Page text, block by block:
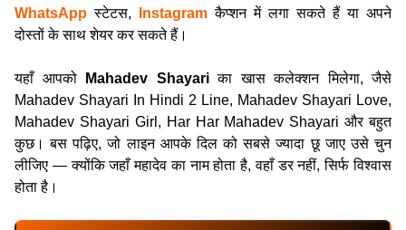
WhatsApp स्टेटस, Instagram कैप्शन में लगा सकते हैं या अपने
दोस्तों के साथ शेयर कर सकते हैं।
यहाँ आपको Mahadev Shayariका खास कलेक्शन मिलेगा, जैसे
Mahadev Shayari In Hindi 2 Line, Mahadev Shayari Love,
Mahadev Shayari Girl, Har Har Mahadev Shayari और बहुत
कुछ। बस पढ़िए, जो लाइन आपके दिल को सबसे ज्यादा छू जाए उसे चुन
लीजिए — क्योंकि जहाँ महादेव का नाम होता है, वहाँ डर नहीं, सिर्फ विश्वास
होता है।